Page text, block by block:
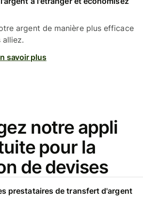
argent de manière plus efficace
alliez.
savoir plus
notre appli
pour la
de devises
prestataires de transfert d'argent